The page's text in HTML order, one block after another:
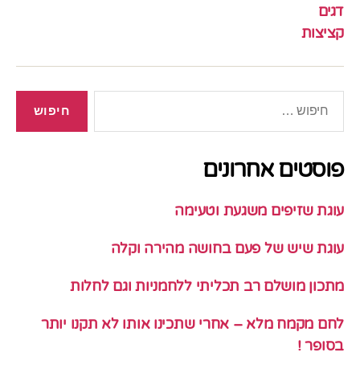
דגים
קציצות
פוסטים אחרונים
עוגת שזיפים משגעת וטעימה
עוגת שיש של פעם בחושה מהירה וקלה
מתכון מושלם רב תכליתי ללחמניות וגם לחלות
לחם מקמח מלא – אחרי שתכינו אותו לא תקנו יותר
בסופר !